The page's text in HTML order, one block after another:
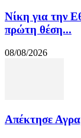
Νίκη για την
πρώτη θέση...
08/08/2026
Απέκτησε